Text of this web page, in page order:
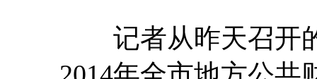
记者从昨天召开的